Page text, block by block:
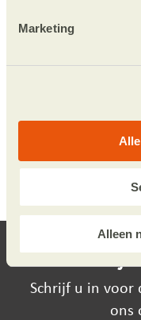
Marketing
Alleen
1
Blijf
Schrijf u in voor
ons